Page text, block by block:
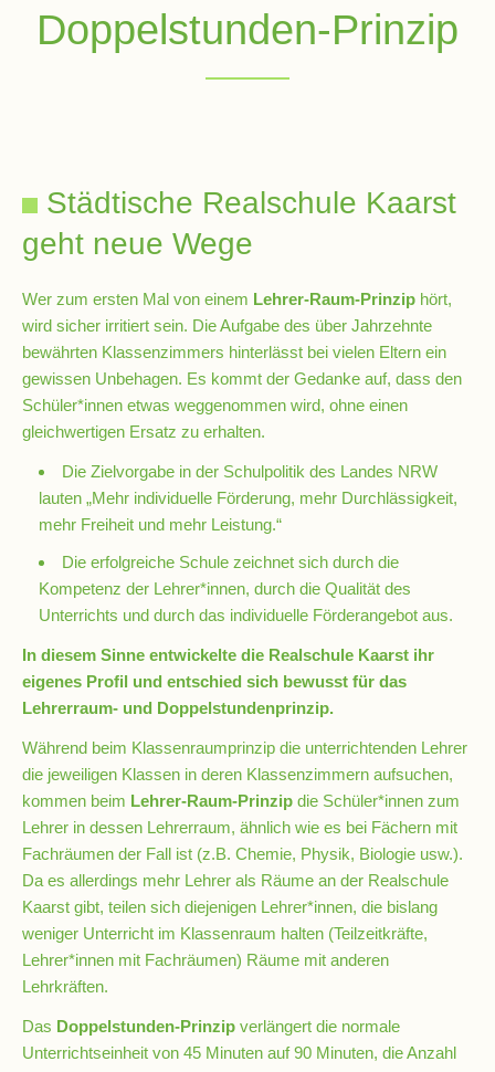
Übermittagsbetreuung
(SV)
Schulpflegschaft
Förderverein
Schulchronik
Konzepte
Lehrer-
Berufswahlvorbereitung
Hausaufgabenbetreuung
Digitalisierung
Streitschlichtung
Kompetenzteam
Seiteneinsteiger
Doppelstunden-Prinzip
Städtische Realschule Kaarst
geht neue Wege
Wer zum ersten Mal von einem Lehrer-Raum-Prinzip hört,
wird sicher irritiert sein. Die Aufgabe des über Jahrzehnte
bewährten Klassenzimmers hinterlässt bei vielen Eltern ein
gewissen Unbehagen. Es kommt der Gedanke auf, dass den
Schüler*innen etwas weggenommen wird, ohne einen
gleichwertigen Ersatz zu erhalten.
Die Zielvorgabe in der Schulpolitik des Landes NRW
lauten „Mehr individuelle Förderung, mehr Durchlässigkeit,
mehr Freiheit und mehr Leistung.“
Die erfolgreiche Schule zeichnet sich durch die
Kompetenz der Lehrer*innen, durch die Qualität des
Unterrichts und durch das individuelle Förderangebot aus.
In diesem Sinne entwickelte die Realschule Kaarst ihr
eigenes Profil und entschied sich bewusst für das
Lehrerraum- und Doppelstundenprinzip.
Während beim Klassenraumprinzip die unterrichtenden Lehrer
die jeweiligen Klassen in deren Klassenzimmern aufsuchen,
kommen beim Lehrer-Raum-Prinzip die Schüler*innen zum
Lehrer in dessen Lehrerraum, ähnlich wie es bei Fächern mit
Fachräumen der Fall ist (z.B. Chemie, Physik, Biologie usw.).
Da es allerdings mehr Lehrer als Räume an der Realschule
Kaarst gibt, teilen sich diejenigen Lehrer*innen, die bislang
weniger Unterricht im Klassenraum halten (Teilzeitkräfte,
Lehrer*innen mit Fachräumen) Räume mit anderen
Lehrkräften.
Das Doppelstunden-Prinzip verlängert die normale
Unterrichtseinheit von 45 Minuten auf 90 Minuten, die Anzahl